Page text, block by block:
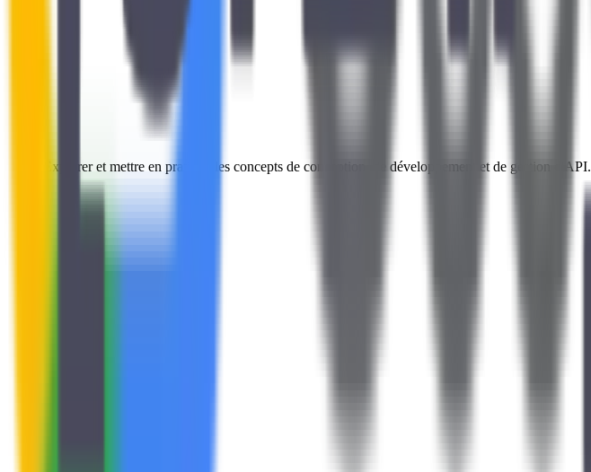
Explorer et mettre en pratique les concepts de conception, de développement et de gestion d'API.